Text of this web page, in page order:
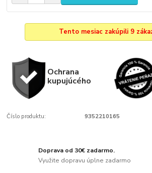
Tento mesiac zakúpili 9
Ochrana
kupujúcého
Číslo produktu: 9352210165
Doprava od 30€ zadarmo.
Využite dopravu úplne zadarmo